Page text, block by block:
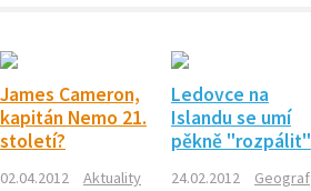
James Cameron,
kapitán Nemo 21.
století?
02.04.2012
Aktuality
Ledovce na
Islandu se umí
pěkně "rozpálit"
24.02.2012
Geograf